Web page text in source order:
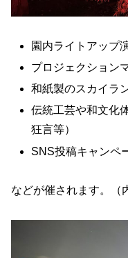
園内ライトアップ
プロジェクション
和紙製のスカイラ
伝統工芸や和文化
狂言等）
SNS投稿キャンペ
などが催されます。（